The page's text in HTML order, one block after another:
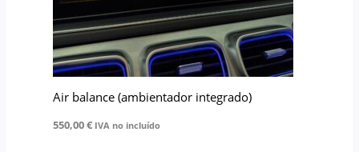
Air balance (ambientador integrado)
550,00€ IVA no incluído